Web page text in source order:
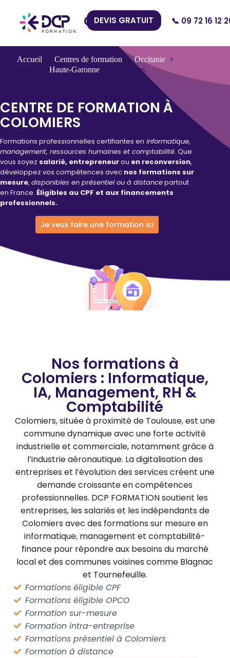
DEVIS GRATUIT 📞 09 72 16 12
Accueil Centres de formation
Occitanie
Haute-Garonne
Colomiers
CENTRE DE FORMATION À
COLOMIERS
Formations professionnelles certifiantes en informatique,
management, ressources humaines et comptabilité. Que
vous soyez salarié, entrepreneurou en reconversion,
développez vos compétences avec nos formations sur
mesure, disponibles en présentiel ou à distancepartout
en France. Éligibles au CPF et aux financements
professionnels.
Je veux faire une formation ici
Nos formations à
Colomiers : Informatique,
IA, Management, RH &
Comptabilité
Colomiers, située à proximité de Toulouse, est une
commune dynamique avec une forte activité
industrielle et commerciale, notamment grâce à
l’industrie aéronautique. La digitalisation des
entreprises et l’évolution des services créent une
demande croissante en compétences
professionnelles. DCP FORMATION soutient les
entreprises, les salariés et les indépendants de
Colomiers avec des formations sur mesure en
informatique, management et comptabilité-
finance pour répondre aux besoins du marché
local et des communes voisines comme Blagnac
et Tournefeuille.
Formations éligible CPF
Formations éligible OPCO
Formation sur-mesure
Formation intra-entreprise
Formations présentiel à Colomiers
Formation à distance